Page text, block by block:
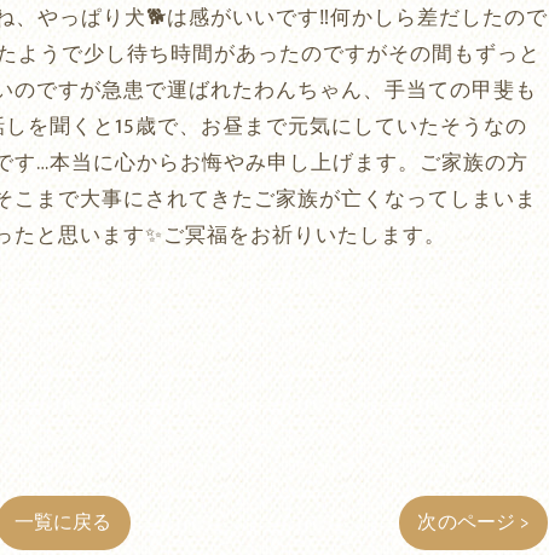
やっぱり犬🐕は感がいいです‼️何かしら差だしたので
うで少し待ち時間があったのですがその間もずっと
ですが急患で運ばれたわんちゃん、手当ての甲斐も
を聞くと15歳で、お昼まで元気にしていたそうなの
…本当に心からお悔やみ申し上げます。ご家族の方
まで大事にされてきたご家族が亡くなってしまいま
と思います✨ご冥福をお祈りいたします。
一覧に戻る 次のページ >